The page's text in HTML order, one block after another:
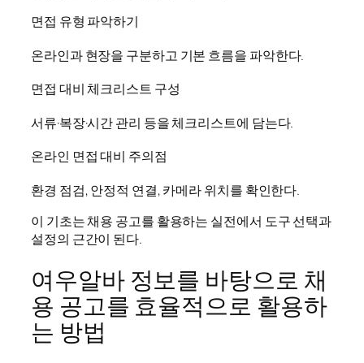
면접 유형 파악하기
온라인과 현장을 구분하고 기본 흐름을 파악한다.
면접 대비 체크리스트 구성
서류·복장·시간 관리 등을 체크리스트에 담는다.
온라인 면접 대비 주의점
환경 점검, 안정적 연결, 카메라 위치를 확인한다.
이 기초는 채용 공고를 활용하는 실전에서 도구 선택과
설정의 근간이 된다.
여우알바 정보를 바탕으로 채
용 공고를 효율적으로 활용하
는 방법